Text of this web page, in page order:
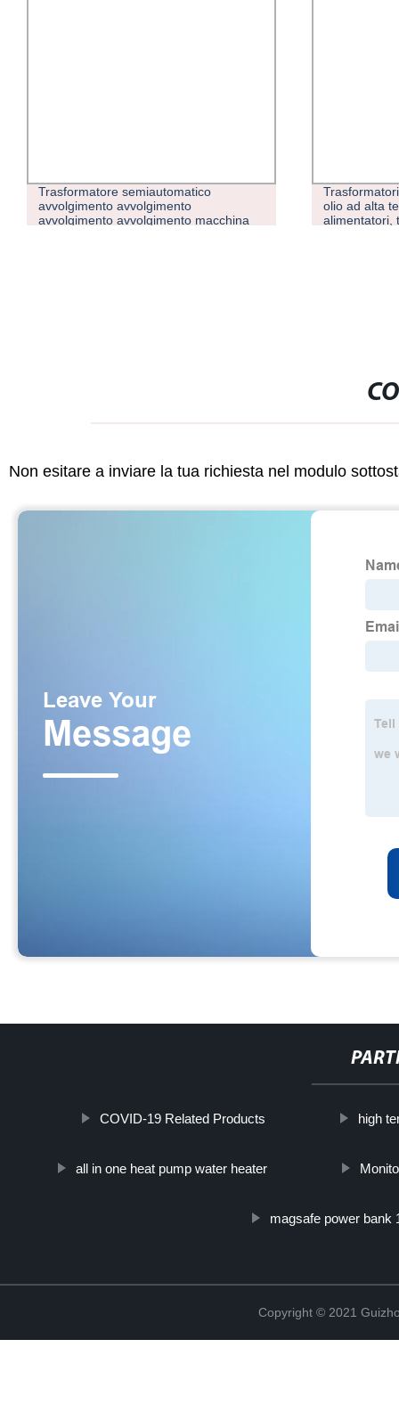
Trasformatore semiautomatico
avvolgimento avvolgimento
avvolgimento avvolgimento macchina
olio ad alta
alimentatori,
Non esitare a inviare la tua richiesta nel modulo
COVID-19 Related Products high
all in one heat pump water heater
magsafe power bank
Copyright © 2021